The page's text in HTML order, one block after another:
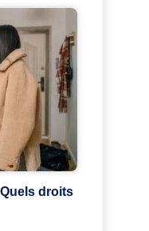
droits